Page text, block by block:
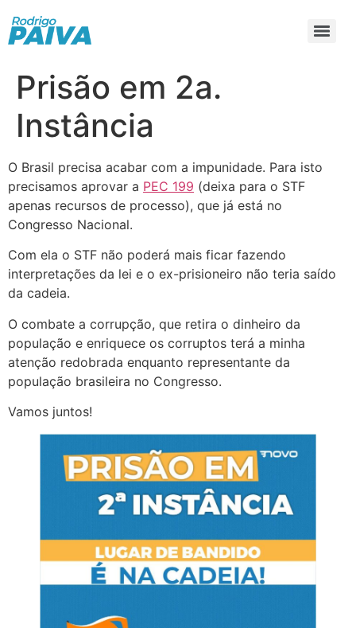
Prisão em 2a.
Instância
O Brasil precisa acabar com a impunidade. Para isto
precisamos aprovar a PEC 199 (deixa para o STF
apenas recursos de processo), que já está no
Congresso Nacional.
Com ela o STF não poderá mais ficar fazendo
interpretações da lei e o ex-prisioneiro não teria saído
da cadeia.
O combate a corrupção, que retira o dinheiro da
população e enriquece os corruptos terá a minha
atenção redobrada enquanto representante da
população brasileira no Congresso.
Vamos juntos!